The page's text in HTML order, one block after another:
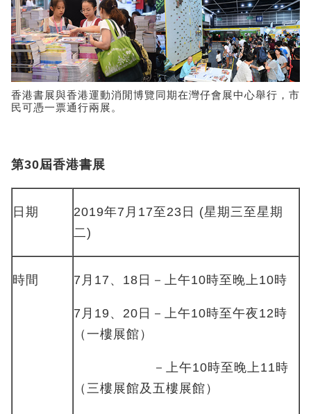
香港書展與香港運動消閒博覽同期在灣仔會展中心舉行，市
民可憑一票通行兩展。
第30屆香港書展
日期
2019年7月17至23日 (星期三至星期
二)
時間 7月17、18日－上午10時至晚上10時
7月19、20日－上午10時至午夜12時
（一樓展館）
－上午10時至晚上11時
（三樓展館及五樓展館）